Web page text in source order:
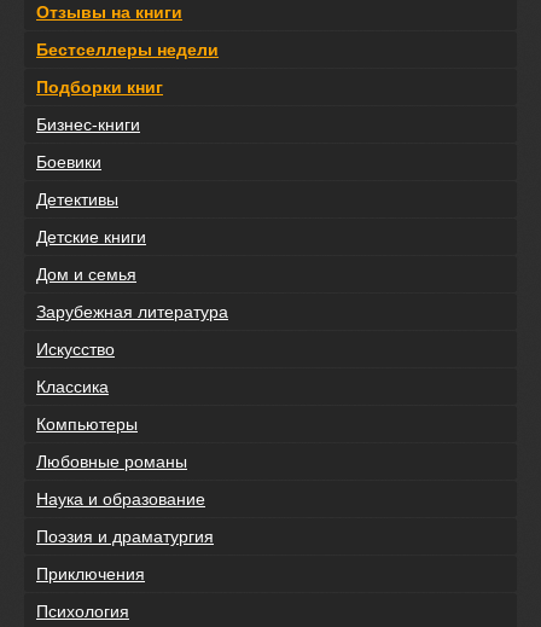
Отзывы на книги
Бестселлеры недели
Подборки книг
Бизнес-книги
Боевики
Детективы
Детские книги
Дом и семья
Зарубежная литература
Искусство
Классика
Компьютеры
Любовные романы
Наука и образование
Поэзия и драматургия
Приключения
Психология